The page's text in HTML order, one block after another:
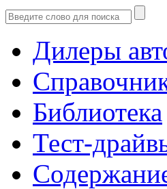
Дилеры
Библиотека
Тест-